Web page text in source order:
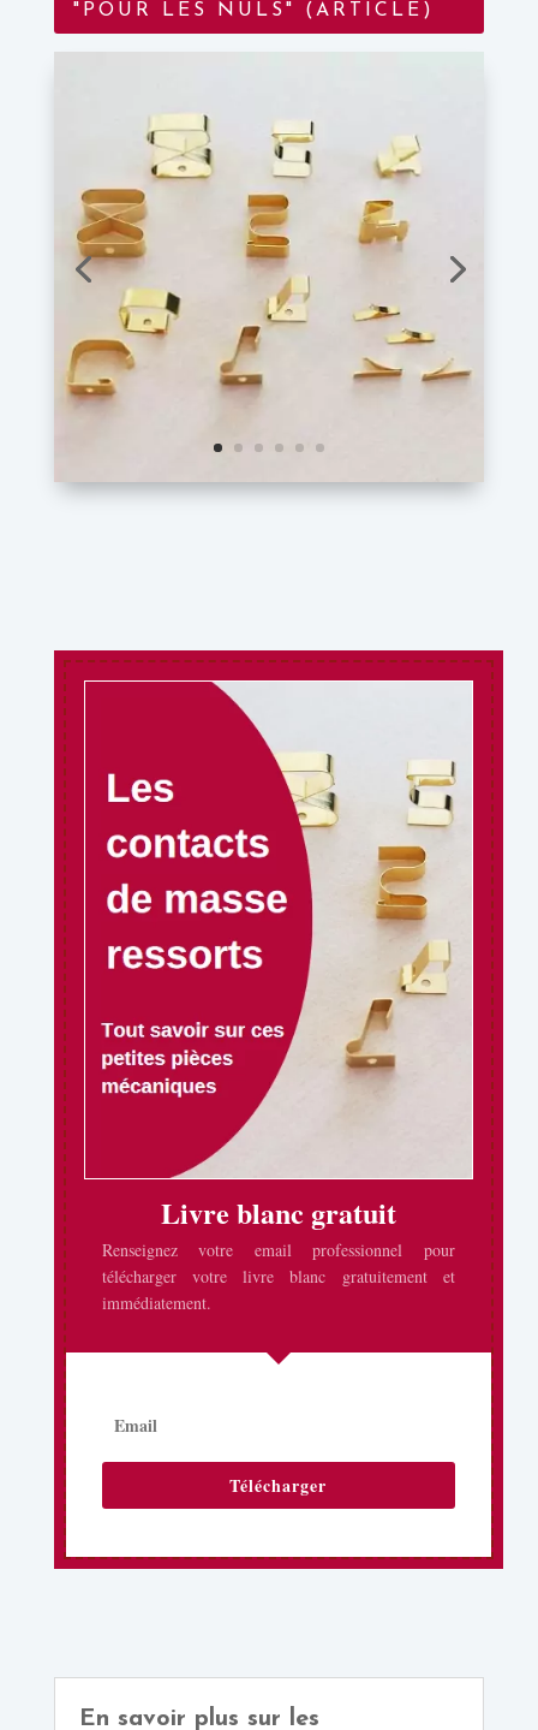
"POUR LES NULS" (ARTICLE)
Livre blanc gratuit
Renseignez votre email professionnel pour
télécharger votre livre blanc gratuitement et
immédiatement.
Télécharger
En savoir plus sur les